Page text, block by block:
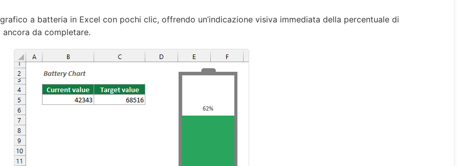
a batteria in Excel con pochi clic, offrendo un’indicazione visiva immediata della percentuale di
da completare.